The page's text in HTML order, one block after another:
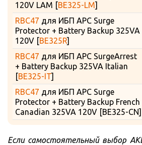
120V LAM [BE325-LM]
RBC47 для ИБП APC Surge
Protector + Battery Backup 325VA
120V [BE325R]
RBC47 для ИБП APC SurgeArrest
+ Battery Backup 325VA Italian
[BE325-IT]
RBC47 для ИБП APC Surge
Protector + Battery Backup French
Canadian 325VA 120V [BE325-CN]
Если самостоятельный выбор